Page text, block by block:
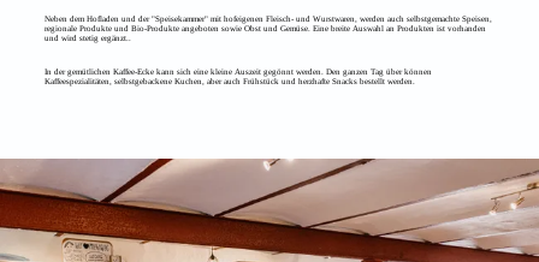
Neben dem Hofladen und der "Speisekammer" mit hofeigenen Fleisch- und Wurstwaren, werden auch selbstgemachte Speisen,
regionale Produkte und Bio-Produkte angeboten sowie Obst und Gemüse. Eine breite Auswahl an Produkten ist vorhanden
und wird stetig ergänzt..
In der gemütlichen Kaffee-Ecke kann sich eine kleine Auszeit gegönnt werden. Den ganzen Tag über können
Kaffeespezialitäten, selbstgebackene Kuchen, aber auch Frühstück und herzhafte Snacks bestellt werden.